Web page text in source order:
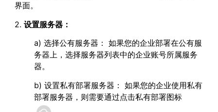
界面。
2. 设置服务器：
a) 选择公有服务器： 如果您的企业部署在公有服
务器上，选择服务器列表中的企业账号所属服务
器。
b) 设置私有部署服务器： 如果您的企业使用私有
部署服务器，则需要通过点击私有部署图标